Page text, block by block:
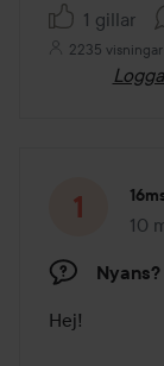
1 gillar
2235 visningar
10
Nyans?
Hej!